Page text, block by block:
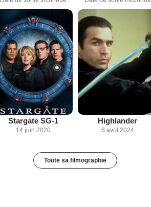
Stargate SG-1
14 juin 2020
Highlander
8 avril 2024
Toute sa filmographie